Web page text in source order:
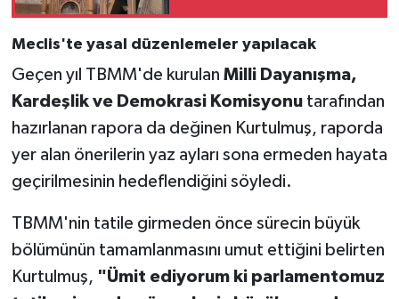
Meclis'te yasal düzenlemeler yapılacak
Geçen yıl TBMM'de kurulan Milli Dayanışma,
Kardeşlik ve Demokrasi Komisyonutarafından
hazırlanan rapora da değinen Kurtulmuş, raporda
yer alan önerilerin yaz ayları sona ermeden hayata
geçirilmesinin hedeflendiğini söyledi.
TBMM'nin tatile girmeden önce sürecin büyük
bölümünün tamamlanmasını umut ettiğini belirten
Kurtulmuş, "Ümit ediyorum ki parlamentomuz